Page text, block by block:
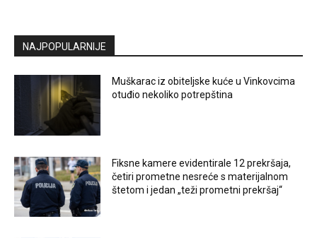
NAJPOPULARNIJE
Muškarac iz obiteljske kuće u Vinkovcima
otuđio nekoliko potrepština
Fiksne kamere evidentirale 12 prekršaja,
četiri prometne nesreće s materijalnom
štetom i jedan „teži prometni prekršaj“